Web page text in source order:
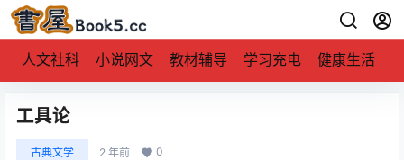
人文社科 小说网文 教材辅导 学习充电 健康生活
工具论
古典文学 2 年前 0